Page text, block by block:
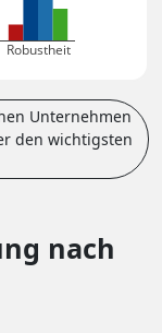
Robustheit
Unternehmen
den wichtigsten
nach